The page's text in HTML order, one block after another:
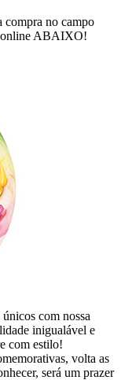
compra no campo
online ABAIXO!
com nossa
inigualável e
com estilo!
volta as
será um prazer